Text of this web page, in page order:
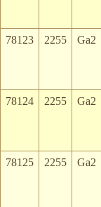
78123 2255 Ga2
78124 2255 Ga2
78125 2255 Ga2